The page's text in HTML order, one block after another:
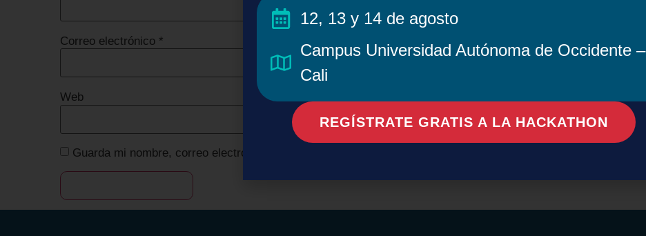
Correo electrónico *
Web
Guarda mi nombre, correo electrónico y web en este navegador para la próxima vez que comente.
12, 13 y 14 de agosto
Campus Universidad Autónoma de Occidente –
Cali
REGÍSTRATE GRATIS A LA HACKATHON